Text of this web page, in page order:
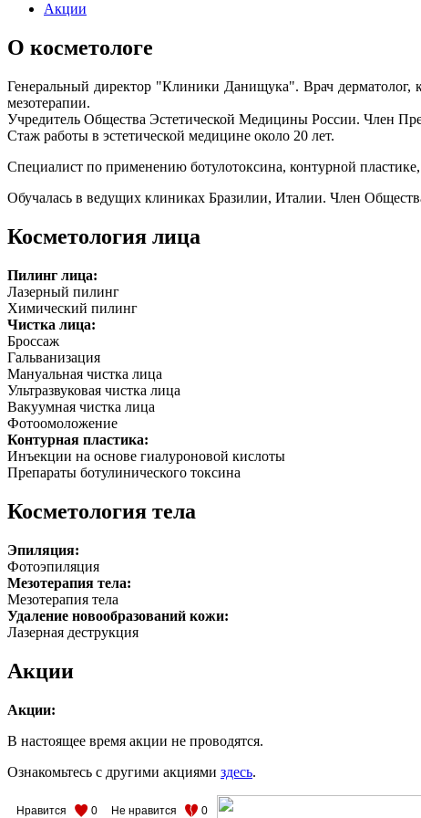
Акции
О косметологе
Генеральный директор "Клиники Данищука". Врач дерматолог,
мезотерапии.
Учредитель Общества Эстетической Медицины России. Член
Стаж работы в эстетической медицине около 20 лет.
Специалист по применению ботулотоксина, контурной
Обучалась в ведущих клиниках Бразилии, Италии. Член
Косметология лица
Пилинг лица:
Лазерный пилинг
Химический пилинг
Чистка лица:
Броссаж
Гальванизация
Мануальная чистка лица
Ультразвуковая чистка лица
Вакуумная чистка лица
Фотоомоложение
Контурная пластика:
Инъекции на основе гиалуроновой кислоты
Препараты ботулинического токсина
Косметология тела
Эпиляция:
Фотоэпиляция
Мезотерапия тела:
Мезотерапия тела
Удаление новообразований кожи:
Лазерная деструкция
Акции
Акции:
В настоящее время акции не проводятся.
Ознакомьтесь с другими акциями здесь.
Нравится 0 Не нравится 0